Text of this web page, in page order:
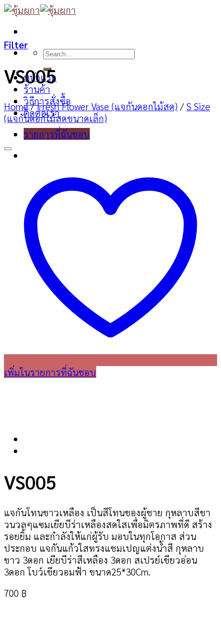
Skip
content
Search
หน้าแรก
ร้านค้า
วิธีการสั่งซื้อ
ติดต่อเรา
รายการที่ฉันชอบ
Filter
VS005
Home / Fresh Flower Vase (แจกันดอกไม้สด) / S Size
(แจกันดอกไม้สดขนาดเล็ก)
เพิ่มในรายการที่ฉันชอบ
VS005
แจกันโทนขาวเหลือง เป็นสีโทนของผู้ชาย กุหลาบสีขา
วนวลๆแซมเยียบีร่าเหลืองสดใสเพื่อมิตรภาพที่ดี สร้าง
รอยยิ้ม และกำลังให้แก่ผู้รับ มอบในทุกโอกาส ส่วน
ประกอบ แจกันแก้วใสทรงแชมเปญแต่งน้ำสี กุหลาบ
ขาว 3ดอก เยียบีร่าสีเหลือง 3ดอก สเปรย์เขียวอ่อน
3ดอก โบว์เขียวอมฟ้า ขนาด25*30Cm.
700 ฿